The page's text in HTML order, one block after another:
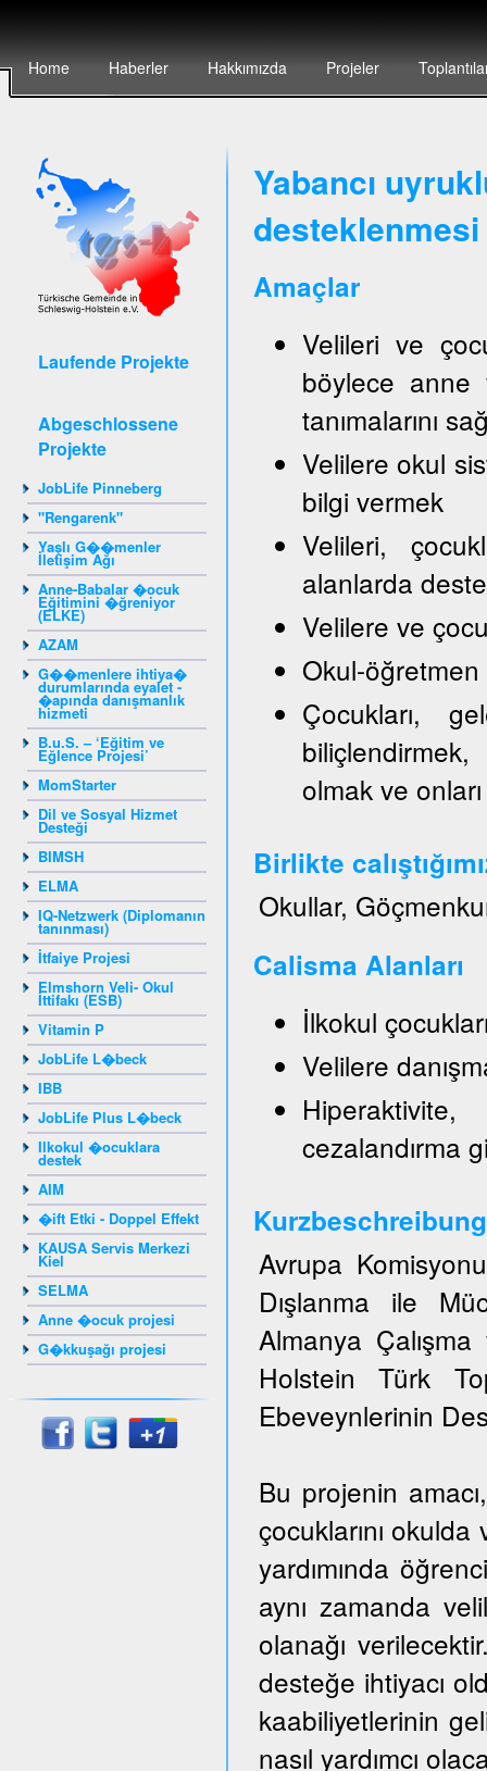
Home Haberler Hakkımızda Projeler
Laufende Projekte
Abgeschlossene
Projekte
JobLife Pinneberg
"Rengarenk"
Yaşlı G��menler
İletişim Ağı
Anne-Babalar �ocuk
Eğitimini �ğreniyor
(ELKE)
AZAM
G��menlere ihtiya�
durumlarında eyalet -
�apında danışmanlık
hizmeti
B.u.S. – ‘Eğitim ve
Eğlence Projesi’
MomStarter
Dil ve Sosyal Hizmet
Desteği
BIMSH
ELMA
IQ-Netzwerk (Diplomanın
tanınması)
İtfaiye Projesi
Elmshorn Veli- Okul
İttifakı (ESB)
Vitamin P
JobLife L�beck
IBB
JobLife Plus L�beck
Ilkokul �ocuklara
destek
AIM
�ift Etki - Doppel Effekt
KAUSA Servis Merkezi
Kiel
SELMA
Anne �ocuk projesi
G�kkuşağı projesi
Yabancı
Amaçlar
Velileri ve
böylece anne
tanımalarını
Velilere okul
bilgi vermek
Velileri,
alanlarda
Velilere ve
Okul-
Çocukları,
olmak ve
Birlikte
Okullar,
Calisma Alanları
İlkokul
Velilere
cezalandırma
Kurzbeschreibung
Avrupa
Dışlanma ile
Almanya
Holstein Türk
Ebeveynlerinin
Bu projenin
çocuklarını
yardımında
aynı zamanda
olanağı
desteğe ihtiyacı
kaabiliyetlerinin
nasıl yardımcı